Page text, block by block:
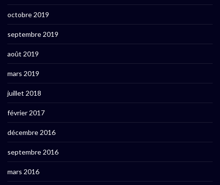
octobre 2019
septembre 2019
août 2019
mars 2019
juillet 2018
février 2017
décembre 2016
septembre 2016
mars 2016